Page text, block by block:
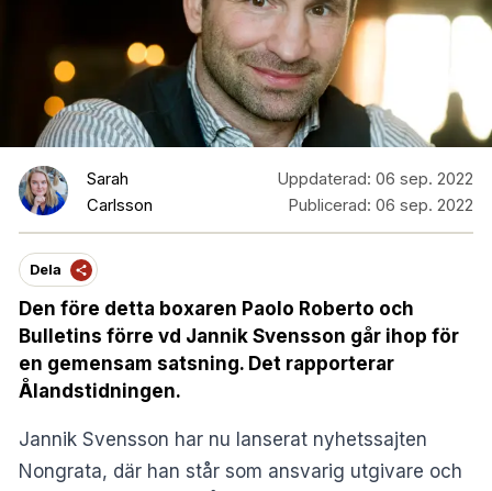
Sarah
Carlsson
Uppdaterad: 06 sep. 2022
Publicerad: 06 sep. 2022
Dela
Den före detta boxaren Paolo Roberto och
Bulletins förre vd Jannik Svensson går ihop för
en gemensam satsning. Det rapporterar
Ålandstidningen.
Jannik Svensson har nu lanserat nyhetssajten
Nongrata, där han står som ansvarig utgivare och